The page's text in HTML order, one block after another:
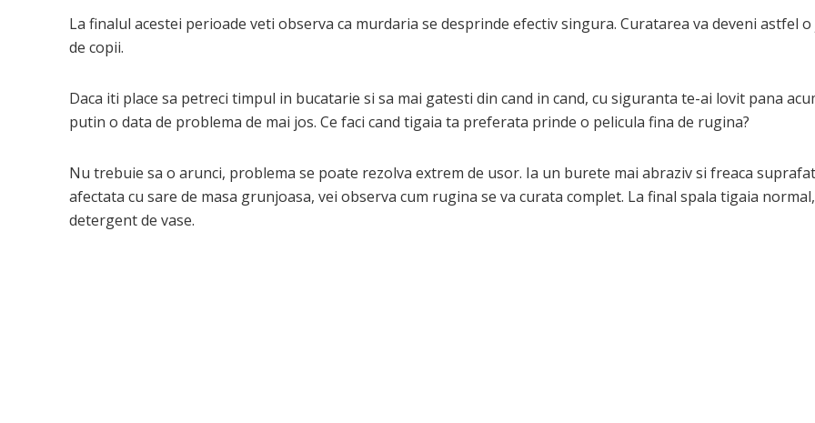
La finalul acestei perioade veti observa ca murdaria se desprinde efectiv singura. Curatarea va deveni astfel o
de copii.
Daca iti place sa petreci timpul in bucatarie si sa mai gatesti din cand in cand, cu siguranta te-ai lovit pana
putin o data de problema de mai jos. Ce faci cand tigaia ta preferata prinde o pelicula fina de rugina?
Nu trebuie sa o arunci, problema se poate rezolva extrem de usor. Ia un burete mai abraziv si freaca
afectata cu sare de masa grunjoasa, vei observa cum rugina se va curata complet. La final spala tigaia
detergent de vase.